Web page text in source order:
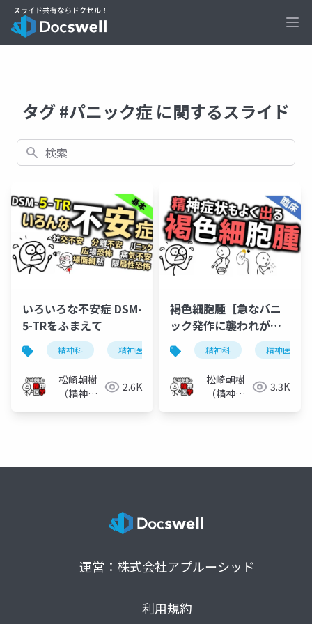
タグ #パニック症 に関するスライド
検索
いろいろな不安症 DSM-
5-TRをふまえて
精神科 精神医学 不安症 不安障害
松崎朝樹
（精神科
2.6K
褐色細胞腫［急なパニ
ック発作に襲われがち
な 隠れた良性腫瘍］
精神科 精神医学
松崎朝樹
（精神科
3.3K
運営：株式会社アプルーシッド
利用規約